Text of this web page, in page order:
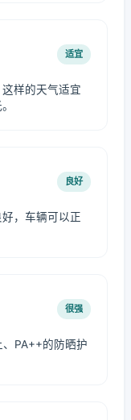
适宜
样的天气适宜
良好
，车辆可以正
很强
PA++的防晒护